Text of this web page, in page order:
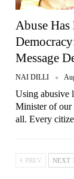
Abuse Has
Message
NAI DILLI
Using abusive
Minister of our
all. Every
PREV NEXT